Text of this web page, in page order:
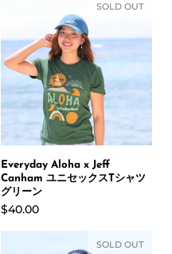
Everyday Aloha x Jeff
Canham ユニセックスTシャツ
グリーン
$40.00
SOLD OUT
SOLD OUT